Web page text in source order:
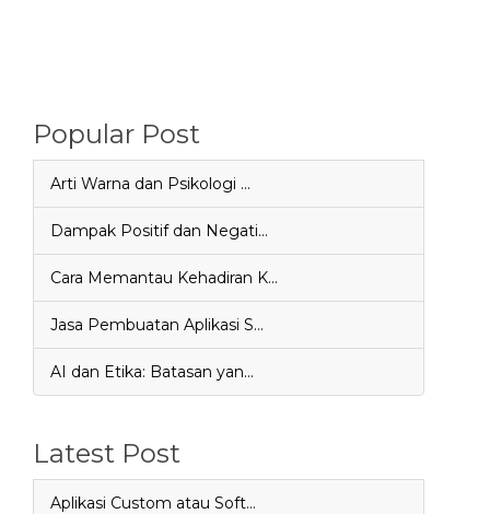
Popular Post
Arti Warna dan Psikologi …
Dampak Positif dan Negati…
Cara Memantau Kehadiran K…
Jasa Pembuatan Aplikasi S…
AI dan Etika: Batasan yan…
Latest Post
Aplikasi Custom atau Soft…